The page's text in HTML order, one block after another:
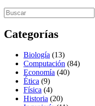
Categorías
Biología (13)
Computación (84)
Economía (40)
Ética (9)
Física (4)
Historia (20)